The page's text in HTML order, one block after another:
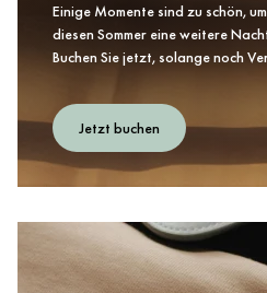
Einige Momente sind zu schön,
diesen Sommer eine weitere
Buchen Sie jetzt, solange noch
Jetzt buchen